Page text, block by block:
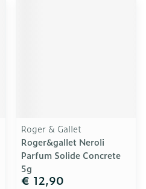
Roger & Gallet
Roger&gallet Neroli
Parfum Solide Concrete
5g
€ 12,90